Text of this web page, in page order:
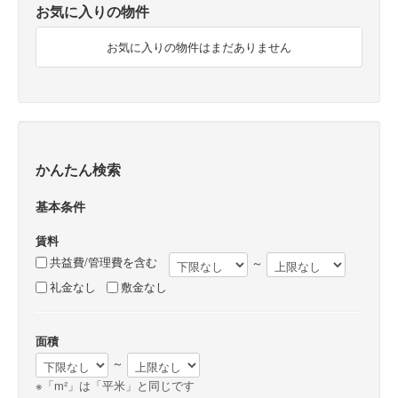
お気に入りの物件
お気に入りの物件はまだありません
かんたん検索
基本条件
賃料
～
共益費/管理費を含む
礼金なし
敷金なし
面積
～
※「m²」は「平米」と同じです